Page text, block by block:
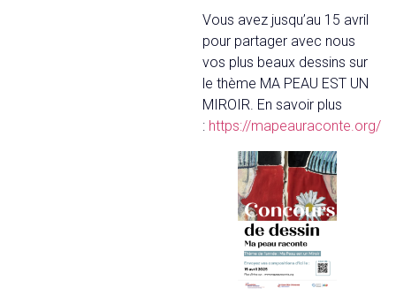
Vous avez jusqu’au 15 avril
pour partager avec nous
vos plus beaux dessins sur
le thème MA PEAU EST UN
MIROIR. En savoir plus
: https://mapeauraconte.org/